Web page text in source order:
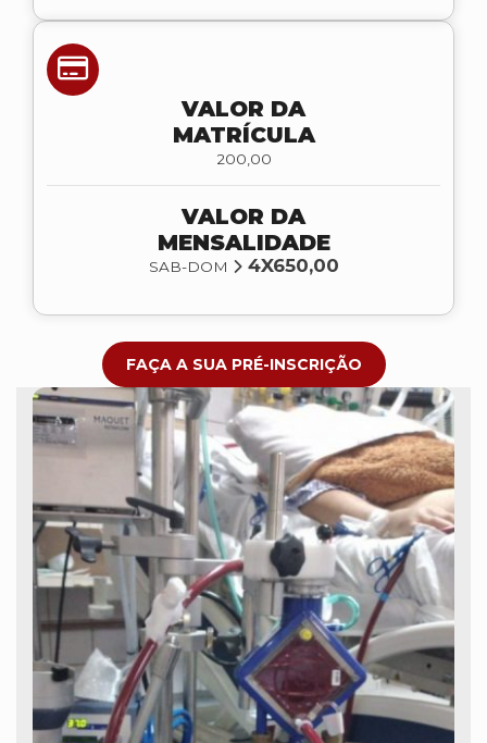
VALOR DA
MATRÍCULA
200,00
VALOR DA
MENSALIDADE
SAB-DOM 4X650,00
FAÇA A SUA PRÉ-INSCRIÇÃO